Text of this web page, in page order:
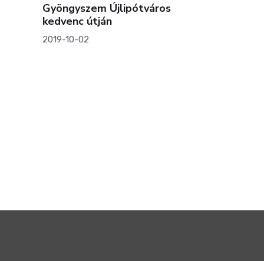
Gyöngyszem Újlipótváros
kedvenc útján
Balaton-parti